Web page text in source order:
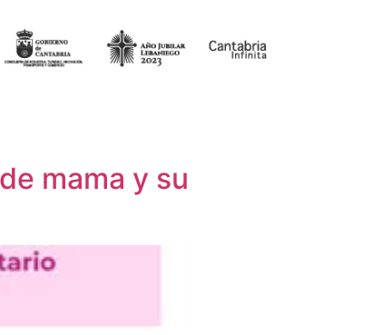
mama y su